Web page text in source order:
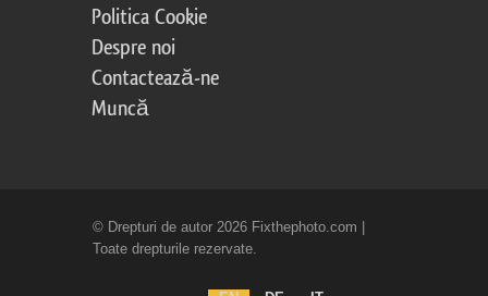
Politica Cookie
Despre noi
Contactează-ne
Muncă
© Drepturi de autor 2026 Fixthephoto.com |
Toate drepturile rezervate.